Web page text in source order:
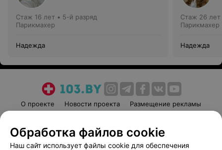
Стаж 16 лет • 5-й разряд
Парикмахер
Надежда
Стаж 26 лет
Парикмахер
Надежда
О проекте Новости проекта
Размещение рекламы
Пользовательское соглашение
Способы оплаты
Вакансии
Партнеры
Обработка файлов cookie
Наш сайт использует файлы cookie для обеспечения